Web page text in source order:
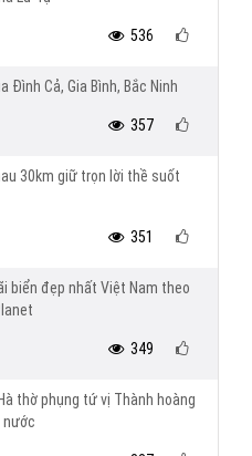
536
Đình Cả, Gia Bình, Bắc Ninh
357
30km giữ trọn lời thề suốt
351
biển đẹp nhất Việt Nam theo
349
thờ phụng tứ vị Thành hoàng
nước